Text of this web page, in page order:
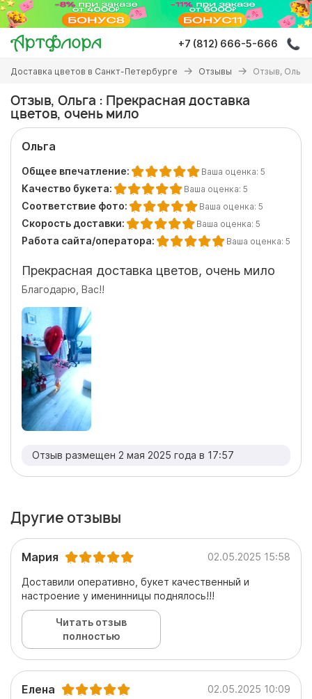
Перейти
основному
содержанию
+7 (812) 666-5-666
Вы
здесь
Доставка цветов в Санкт-Петербурге Отзывы Отзыв,
Отзыв, Ольга : Прекрасная доставка
цветов, очень мило
Ольга
Общее впечатление: Ваша оценка: 5
Качество букета: Ваша оценка: 5
Соответствие фото: Ваша оценка: 5
Скорость доставки: Ваша оценка: 5
Работа сайта/оператора: Ваша оценка: 5
Прекрасная доставка цветов, очень мило
Благодарю, Вас!!
Отзыв размещен 2 мая 2025 года в 17:57
Другие отзывы
Мария 02.05.2025 15:58
Доставили оперативно, букет качественный и
настроение у именинницы поднялось!!!
Читать отзыв
полностью
Елена 02.05.2025 10:09